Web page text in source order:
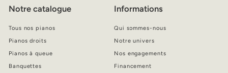
Notre catalogue
Tous nos pianos
Pianos droits
Pianos à queue
Banquettes
Informations
Qui sommes-nous
Notre univers
Nos engagements
Financement